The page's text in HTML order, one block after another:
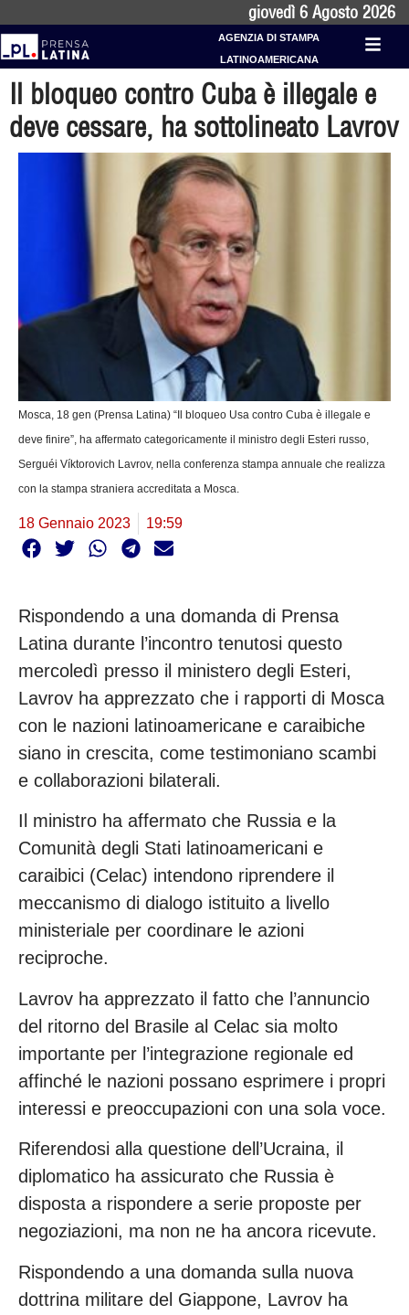
giovedì 6 Agosto 2026
AGENZIA DI STAMPA
LATINOAMERICANA
Il bloqueo contro Cuba è illegale e
deve cessare, ha sottolineato Lavrov
Mosca, 18 gen (Prensa Latina) “Il bloqueo Usa contro Cuba è illegale e
deve finire”, ha affermato categoricamente il ministro degli Esteri russo,
Serguéi Víktorovich Lavrov, nella conferenza stampa annuale che realizza
con la stampa straniera accreditata a Mosca.
18 Gennaio 2023 19:59
Rispondendo a una domanda di Prensa
Latina durante l’incontro tenutosi questo
mercoledì presso il ministero degli Esteri,
Lavrov ha apprezzato che i rapporti di Mosca
con le nazioni latinoamericane e caraibiche
siano in crescita, come testimoniano scambi
e collaborazioni bilaterali.
Il ministro ha affermato che Russia e la
Comunità degli Stati latinoamericani e
caraibici (Celac) intendono riprendere il
meccanismo di dialogo istituito a livello
ministeriale per coordinare le azioni
reciproche.
Lavrov ha apprezzato il fatto che l’annuncio
del ritorno del Brasile al Celac sia molto
importante per l’integrazione regionale ed
affinché le nazioni possano esprimere i propri
interessi e preoccupazioni con una sola voce.
Riferendosi alla questione dell’Ucraina, il
diplomatico ha assicurato che Russia è
disposta a rispondere a serie proposte per
negoziazioni, ma non ne ha ancora ricevute.
Rispondendo a una domanda sulla nuova
dottrina militare del Giappone, Lavrov ha